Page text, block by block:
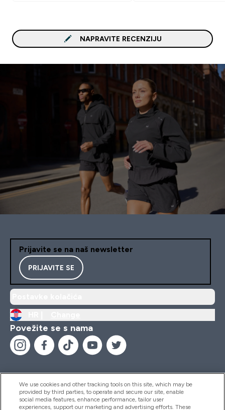
NAPRAVITE RECENZIJU
Prijavite se na naš newsletter
PRIJAVITE SE
Povežite se s nama
Pomoć I Informacije
We use cookies and other tracking tools on this site, which may be
provided by third parties, to operate and secure our site, enable
social media features, enhance performance, tailor user
experiences, support our marketing and advertising efforts. These